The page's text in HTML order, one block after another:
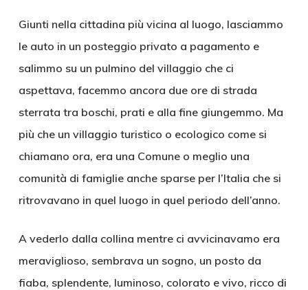
Giunti nella cittadina più vicina al luogo, lasciammo
le auto in un posteggio privato a pagamento e
salimmo su un pulmino del villaggio che ci
aspettava, facemmo ancora due ore di strada
sterrata tra boschi, prati e alla fine giungemmo. Ma
più che un villaggio turistico o ecologico come si
chiamano ora, era una Comune o meglio una
comunità di famiglie anche sparse per l’Italia che si
ritrovavano in quel luogo in quel periodo dell’anno.
A vederlo dalla collina mentre ci avvicinavamo era
meraviglioso, sembrava un sogno, un posto da
fiaba, splendente, luminoso, colorato e vivo, ricco di